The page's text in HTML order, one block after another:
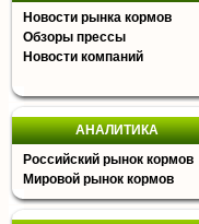
Новости рынка кормов
Обзоры прессы
Новости компаний
АНАЛИТИКА
Российский рынок кормов
Мировой рынок кормов